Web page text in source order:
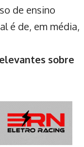
de ensino
é de, em média,
sobre